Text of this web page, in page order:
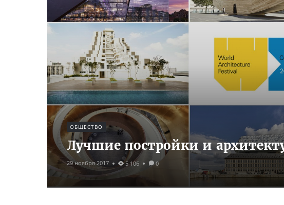
ОБЩЕСТВО
Лучшие постройки и
29 ноября 2017 5 106 0